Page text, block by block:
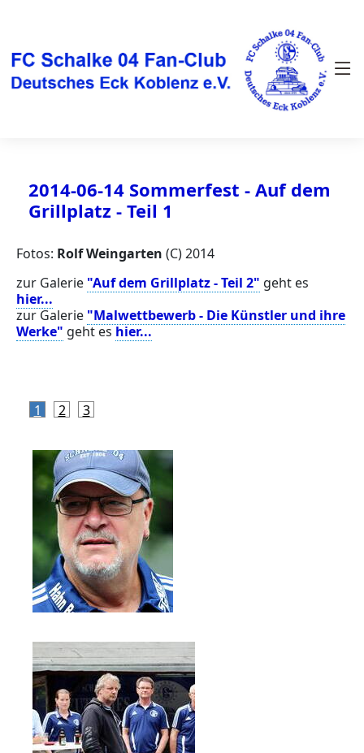
2014-06-14 Sommerfest - Auf dem
Grillplatz - Teil 1
Fotos: Rolf Weingarten (C) 2014
zur Galerie "Auf dem Grillplatz - Teil 2" geht es
hier...
zur Galerie "Malwettbewerb - Die Künstler und ihre
Werke" geht es hier...
1 2 3